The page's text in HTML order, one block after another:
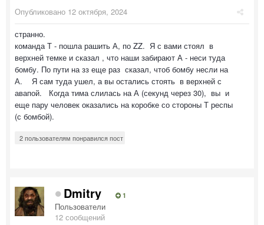
Опубликовано 12 октября, 2024
странно.
команда Т - пошла рашить А, по ZZ. Я с вами стоял в
верхней темке и сказал , что наши забирают А - неси туда
бомбу. По пути на зз еще раз сказал, чтоб бомбу несли на
А. Я сам туда ушел, а вы остались стоять в верхней с
авапой. Когда тима слилась на А (секунд через 30), вы и
еще пару человек оказались на коробке со стороны Т респы
(с бомбой).
2 пользователям понравился пост
Dmitry 1
Пользователи
12 сообщений